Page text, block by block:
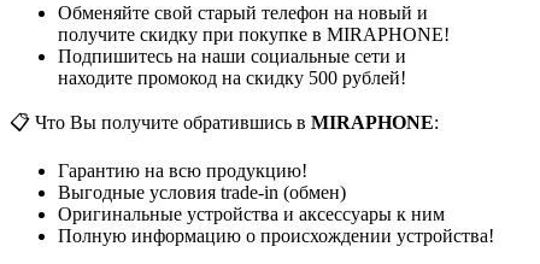
Обменяйте свой старый телефон на новый и
получите скидку при покупке в MIRAPHONE!
Подпишитесь на наши социальные сети и
находите промокод на скидку 500 рублей!
📋 Что Вы получите обратившись в MIRAPHONE:
Гарантию на всю продукцию!
Выгодные условия trade-in (обмен)
Оригинальные устройства и аксессуары к ним
Полную информацию о происхождении устройства!